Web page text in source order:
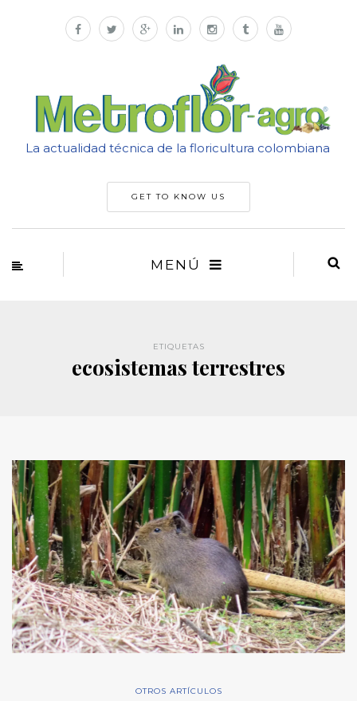
La actualidad técnica de la floricultura colombiana
GET TO KNOW US
MENÚ
ETIQUETAS
ecosistemas terrestres
OTROS ARTÍCULOS